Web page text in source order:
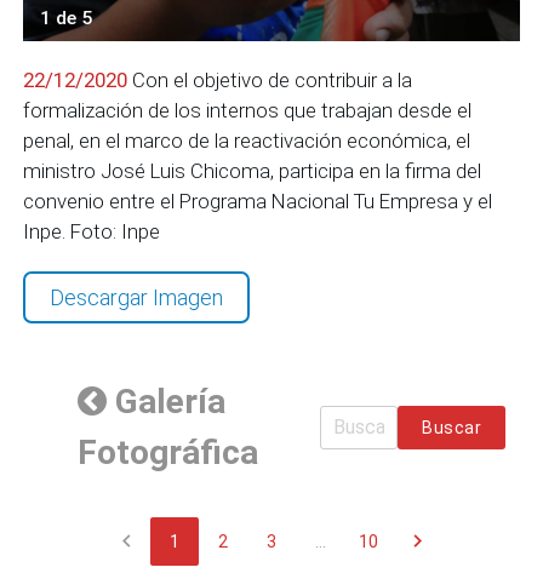
1 de 5
22/12/2020 Con el objetivo de contribuir a la
formalización de los internos que trabajan desde el
penal, en el marco de la reactivación económica, el
ministro José Luis Chicoma, participa en la firma del
convenio entre el Programa Nacional Tu Empresa y el
Inpe. Foto: Inpe
Descargar Imagen
Galería
Fotográfica
Buscar
chevron_left 1 2 3 10 chevron_right